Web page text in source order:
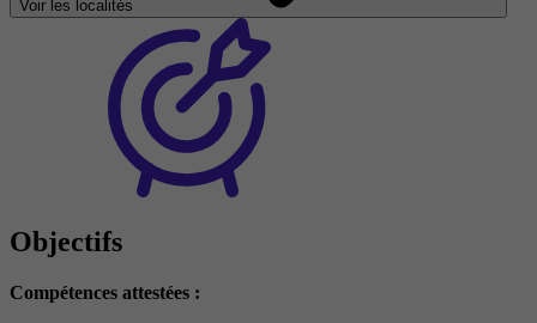
Voir les localités
Objectifs
Compétences attestées :